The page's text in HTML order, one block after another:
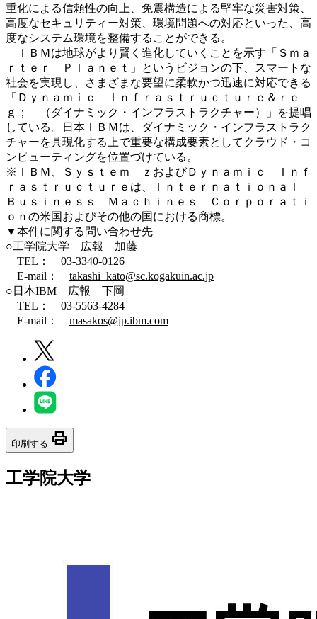
重化による信頼性の向上、免震構造による堅牢な災害対策、
高度なセキュリティー対策、環境問題への対応といった、高
度なシステム環境を整備することができる。
ＩＢＭは地球がより賢く進化していくことを示す「Ｓｍａ
ｒｔｅｒ Ｐｌａｎｅｔ」というビジョンの下、スマートな
社会を実現し、さまざまな要望に柔軟かつ迅速に対応できる
「Ｄｙｎａｍｉｃ Ｉｎｆｒａｓｔｒｕｃｔｕｒｅ＆ｒｅ
ｇ； （ダイナミック・インフラストラクチャー）」を提唱
している。日本ＩＢＭは、ダイナミック・インフラストラク
チャーを具現化する上で重要な構成要素としてクラウド・コ
ンピューティングを位置づけている。
※ＩＢＭ、Ｓｙｓｔｅｍ ｚおよびＤｙｎａｍｉｃ Ｉｎｆ
ｒａｓｔｒｕｃｔｕｒｅは、Ｉｎｔｅｒｎａｔｉｏｎａｌ
Ｂｕｓｉｎｅｓｓ Ｍａｃｈｉｎｅｓ Ｃｏｒｐｏｒａｔｉ
ｏｎの米国およびその他の国における商標。
▼本件に関する問い合わせ先
○工学院大学 広報 加藤
TEL： 03-3340-0126
E-mail： takashi_kato@sc.kogakuin.ac.jp
○日本IBM 広報 下岡
TEL： 03-5563-4284
E-mail： masakos@jp.ibm.com
印刷する print
工学院大学